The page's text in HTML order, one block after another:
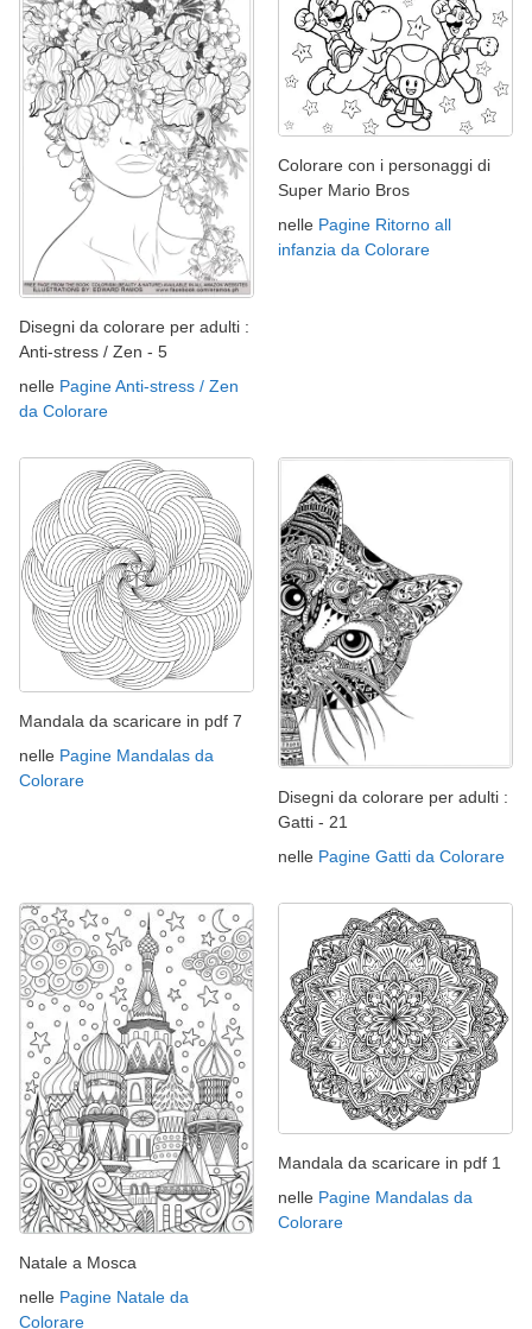
Disegni da colorare per adulti :
Anti-stress / Zen - 5
nelle Pagine Anti-stress / Zen
da Colorare
Colorare con i personaggi di
Super Mario Bros
nelle Pagine Ritorno all
infanzia da Colorare
Mandala da scaricare in pdf 7
nelle Pagine Mandalas da
Colorare
Disegni da colorare per adulti :
Gatti - 21
nelle Pagine Gatti da Colorare
Natale a Mosca
nelle Pagine Natale da
Colorare
Mandala da scaricare in pdf 1
nelle Pagine Mandalas da
Colorare